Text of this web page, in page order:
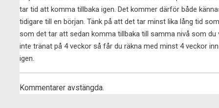
tar tid att komma tillbaka igen. Det kommer därför både
tidigare till en början. Tänk på att det tar minst lika lång tid
som det tar att sedan komma tillbaka till samma nivå som du
inte tränat på 4 veckor så får du räkna med minst 4 veckor
igen.
Kommentarer avstängda.